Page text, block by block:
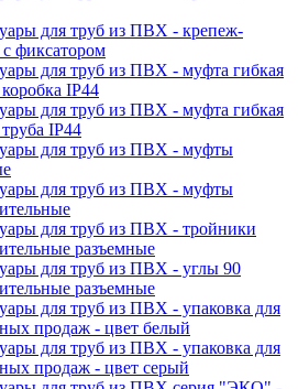
для труб из ПВХ - крепеж-
фиксатором
для труб из ПВХ - муфта гибкая
IP44
для труб из ПВХ - муфта гибкая
IP44
для труб из ПВХ - муфты
для труб из ПВХ - муфты
для труб из ПВХ - тройники
разъемные
для труб из ПВХ - углы 90
разъемные
для труб из ПВХ - упаковка для
продаж - цвет белый
для труб из ПВХ - упаковка для
продаж - цвет серый